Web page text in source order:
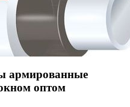
армированные
оптом